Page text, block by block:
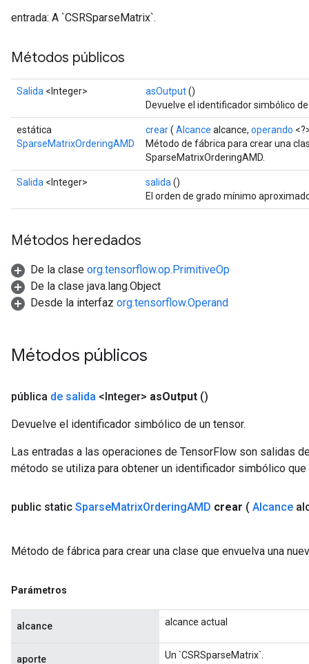
entrada: A `CSRSparseMatrix`.
Métodos públicos
Salida <Integer> asOutput()
Devuelve el identificador simbólico
estática
SparseMatrixOrderingAMD
crear( Alcance alcance, operando
Método de fábrica para crear una
SparseMatrixOrderingAMD.
Salida <Integer> salida ()
El orden de grado mínimo
Métodos heredados
De la clase org.tensorflow.op.PrimitiveOp
De la clase java.lang.Object
Desde la interfaz org.tensorflow.Operand
Métodos públicos
pública de salida <Integer> asOutput ()
Devuelve el identificador simbólico de un tensor.
Las entradas a las operaciones de TensorFlow son salidas
método se utiliza para obtener un identificador simbólico
public static SparseMatrixOrderingAMD crear ( Alcance
Método de fábrica para crear una clase que envuelva una
Parámetros
alcance alcance actual
aporte Un `CSRSparseMatrix`.